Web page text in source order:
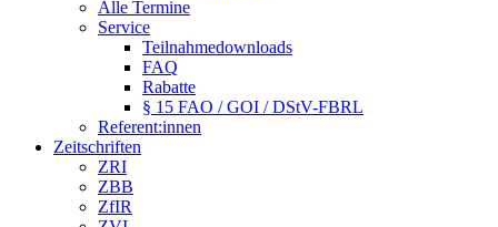
Alle Termine
Service
Teilnahmedownloads
FAQ
Rabatte
§ 15 FAO / GOI / DStV-FBRL
Referent:innen
Zeitschriften
ZRI
ZBB
ZfIR